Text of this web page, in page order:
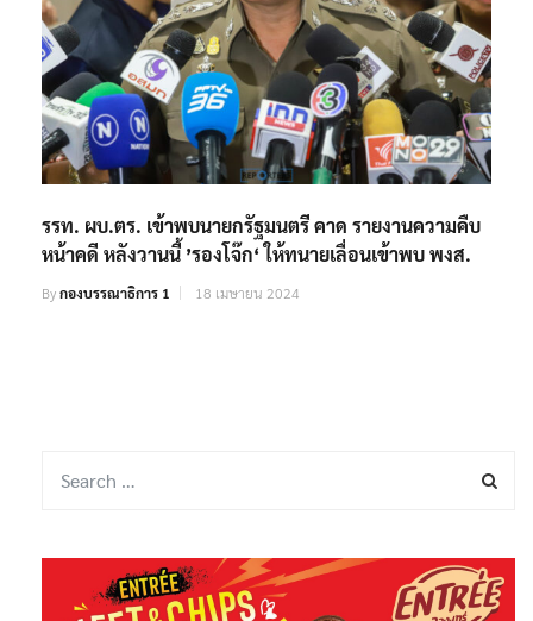
รรท. ผบ.ตร. เข้าพบนายกรัฐมนตรี คาด รายงานความคืบ
หน้าคดี หลังวานนี้ ’รองโจ๊ก‘ ให้ทนายเลื่อนเข้าพบ พงส.
Byกองบรรณาธิการ 1 18 เมษายน 2024